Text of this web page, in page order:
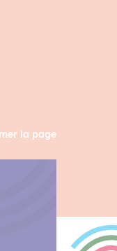
la page